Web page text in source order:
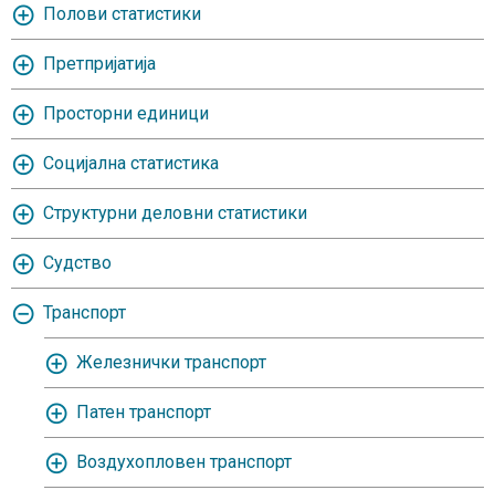
Полови статистики
Претпријатија
Просторни единици
Социјална статистика
Структурни деловни статистики
Судство
Транспорт
Железнички транспорт
Патен транспорт
Воздухопловен транспорт